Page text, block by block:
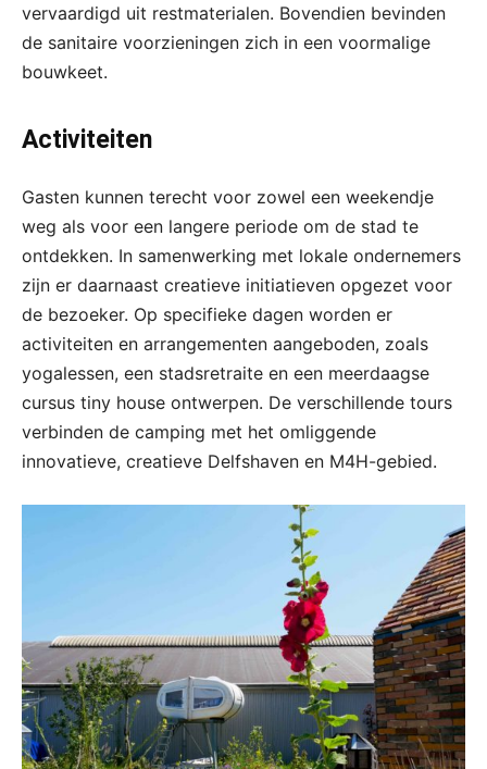
vervaardigd uit restmaterialen. Bovendien bevinden
de sanitaire voorzieningen zich in een voormalige
bouwkeet.
Activiteiten
Gasten kunnen terecht voor zowel een weekendje
weg als voor een langere periode om de stad te
ontdekken. In samenwerking met lokale ondernemers
zijn er daarnaast creatieve initiatieven opgezet voor
de bezoeker. Op specifieke dagen worden er
activiteiten en arrangementen aangeboden, zoals
yogalessen, een stadsretraite en een meerdaagse
cursus tiny house ontwerpen. De verschillende tours
verbinden de camping met het omliggende
innovatieve, creatieve Delfshaven en M4H-gebied.